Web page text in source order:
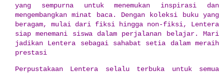
yang sempurna untuk menemukan inspirasi dan
mengembangkan minat baca. Dengan koleksi buku yang
beragam, mulai dari fiksi hingga non-fiksi, Lentera
siap menemani siswa dalam perjalanan belajar. Mari
jadikan Lentera sebagai sahabat setia dalam meraih
prestasi
Perpustakaan Lentera selalu terbuka untuk semua